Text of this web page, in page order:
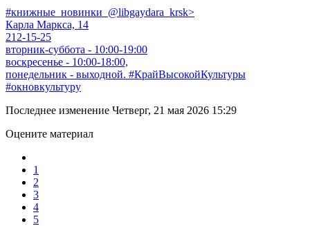
#книжные_новинки _@libgaydara_krsk>
Карла Маркса, 14
212-15-25
вторник-суббота - 10:00-19:00
воскресенье - 10:00-18:00,
понедельник - выходной. #КрайВысокойКультуры
#окновкультуру
Последнее изменение Четверг, 21 мая 2026 15:29
Оцените материал
1
2
3
4
5